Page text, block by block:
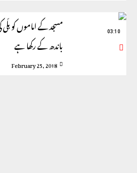
مسجد کے اماموں کو
باندھ کے رکھا ہے
February 25, 2018
03:10